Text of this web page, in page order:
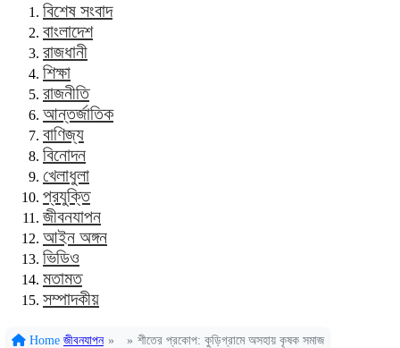
বিশেষ সংবাদ
বাংলাদেশ
রাজধানী
শিক্ষা
রাজনীতি
আন্তর্জাতিক
বাণিজ্য
বিনোদন
খেলাধুলা
প্রযুক্তি
জীবনযাপন
আইন অঙ্গন
ভিডিও
মতামত
সম্পাদকীয়
Home জীবনযাপন » » শীতের প্রকোপ: কুড়িগ্রামে অসহায় কৃষক সমাজ